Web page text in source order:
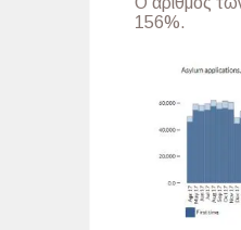
156%.